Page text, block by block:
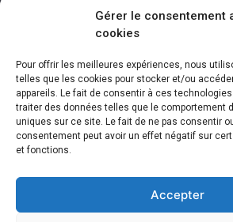
Gérer le consentement
cookies
Pour offrir les meilleures expériences, nous
telles que les cookies pour stocker et/ou
appareils. Le fait de consentir à ces
traiter des données telles que le comportement
uniques sur ce site. Le fait de ne pas consentir
consentement peut avoir un effet négatif sur
et fonctions.
Accepter